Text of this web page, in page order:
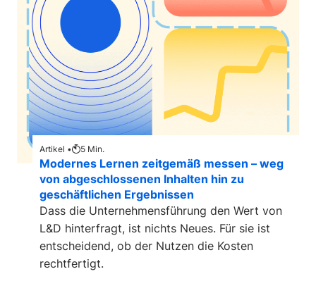
Artikel • 5 Min.
Modernes Lernen zeitgemäß messen – weg
von abgeschlossenen Inhalten hin zu
geschäftlichen Ergebnissen
Dass die Unternehmensführung den Wert von
L&D hinterfragt, ist nichts Neues. Für sie ist
entscheidend, ob der Nutzen die Kosten
rechtfertigt.